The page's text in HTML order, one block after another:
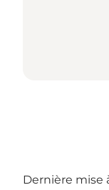
Dernière mise